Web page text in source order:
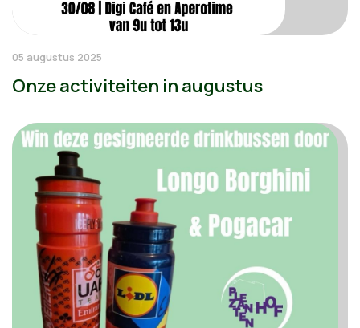
05 augustus 2025
Onze activiteiten in augustus